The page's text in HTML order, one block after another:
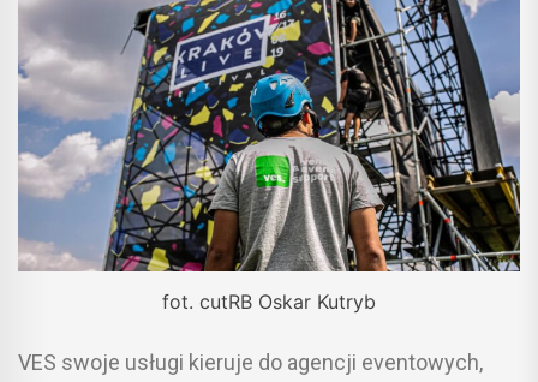
fot. cutRB Oskar Kutryb
VES swoje usługi kieruje do agencji eventowych,